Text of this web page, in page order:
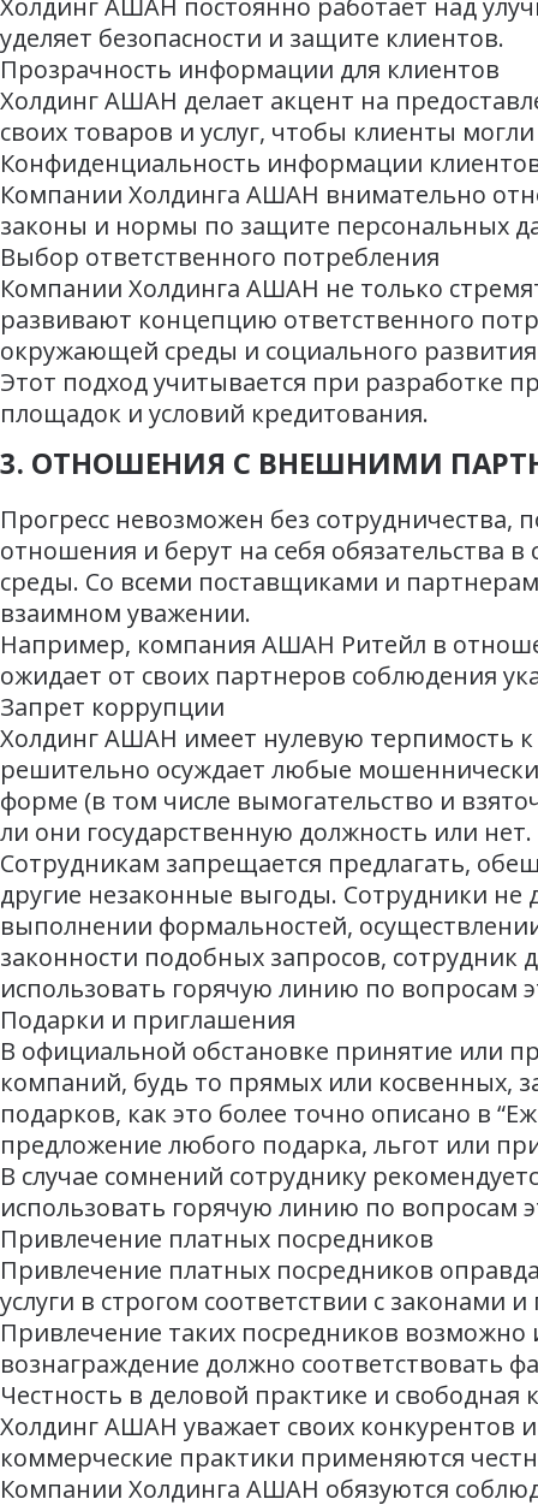
Холдинг АШАН постоянно работает над
уделяет безопасности и защите клиентов.
Прозрачность информации для клиентов
Холдинг АШАН делает акцент на
своих товаров и услуг, чтобы клиенты
Конфиденциальность информации
Компании Холдинга АШАН внимательно
законы и нормы по защите персональных
Выбор ответственного потребления
Компании Холдинга АШАН не только
развивают концепцию ответственного
окружающей среды и социального
Этот подход учитывается при разработке
площадок и условий кредитования.
3. ОТНОШЕНИЯ С ВНЕШНИМИ
Прогресс невозможен без
отношения и берут на себя обязательства
среды. Со всеми поставщиками и
взаимном уважении.
Например, компания АШАН Ритейл в
ожидает от своих партнеров соблюдения
Запрет коррупции
Холдинг АШАН имеет нулевую терпимость
решительно осуждает любые
форме (в том числе вымогательство и
ли они государственную должность или нет.
Сотрудникам запрещается предлагать,
другие незаконные выгоды. Сотрудники
выполнении формальностей,
законности подобных запросов,
использовать горячую линию по вопросам
Подарки и приглашения
В официальной обстановке принятие или
компаний, будь то прямых или косвенных,
подарков, как это более точно описано в
предложение любого подарка, льгот или
В случае сомнений сотруднику
использовать горячую линию по вопросам
Привлечение платных посредников
Привлечение платных посредников
услуги в строгом соответствии с законами
Привлечение таких посредников
вознаграждение должно соответствовать
Честность в деловой практике и свободная
Холдинг АШАН уважает своих конкурентов
коммерческие практики применяются
Компании Холдинга АШАН обязуются